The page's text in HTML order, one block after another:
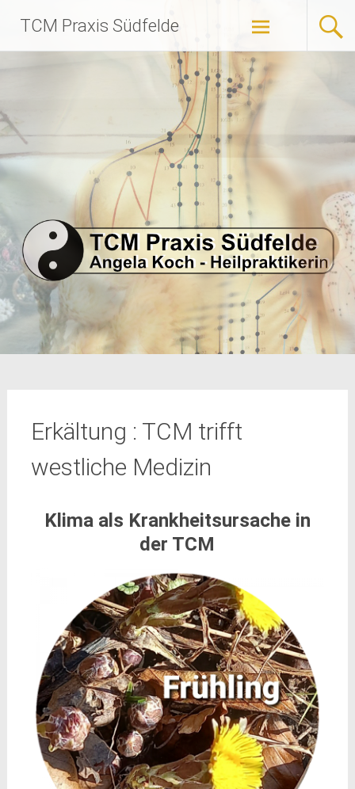
TCM Praxis Südfelde
Erkältung : TCM trifft
westliche Medizin
Klima als Krankheitsursache in
der TCM